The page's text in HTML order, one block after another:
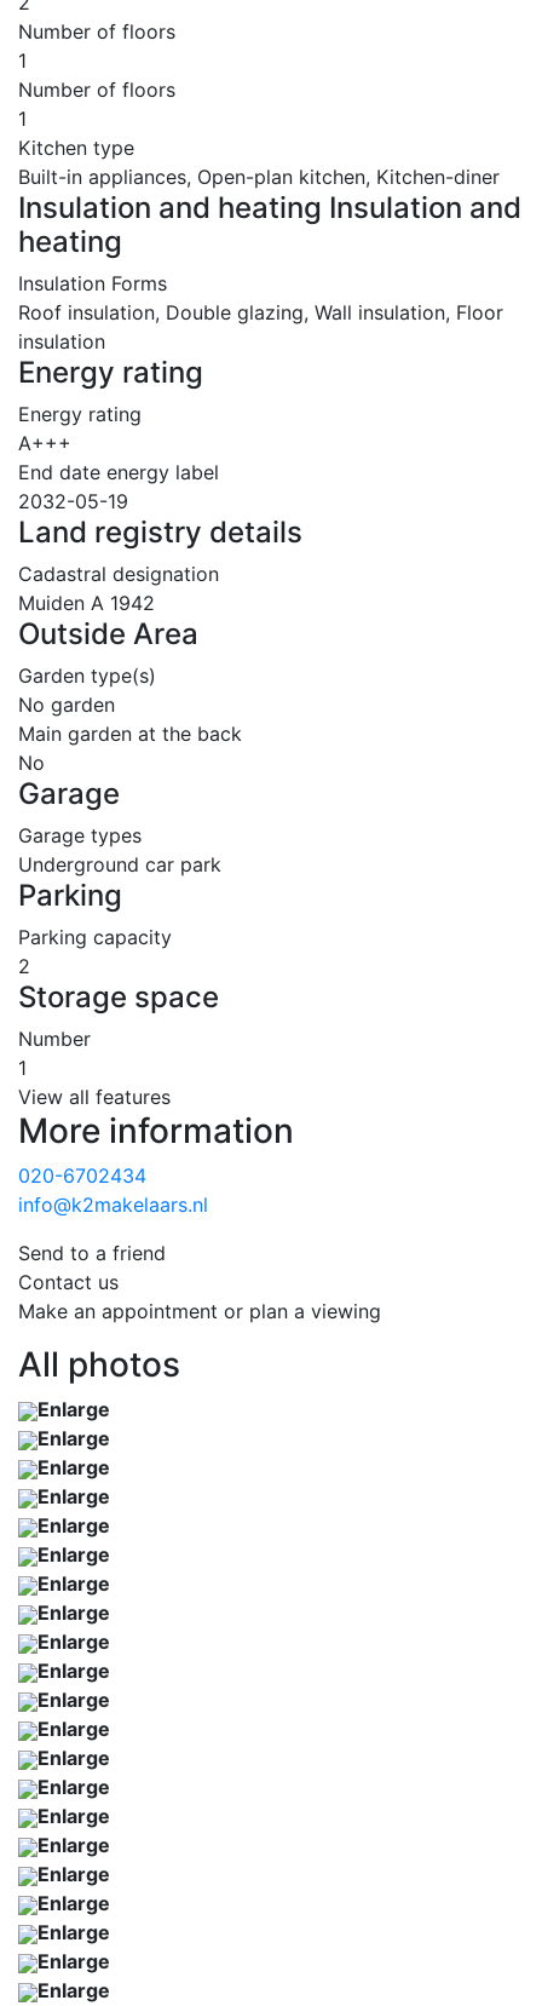
Number of floors
1
Number of floors
1
Kitchen type
Built-in appliances, Open-plan kitchen, Kitchen-diner
Insulation and heating Insulation and
heating
Insulation Forms
Roof insulation, Double glazing, Wall insulation, Floor
insulation
Energy rating
Energy rating
A+++
End date energy label
2032-05-19
Land registry details
Cadastral designation
Muiden A 1942
Outside Area
Garden type(s)
No garden
Main garden at the back
No
Garage
Garage types
Underground car park
Parking
Parking capacity
2
Storage space
Number
1
View all features
More information
020-6702434
info@k2makelaars.nl
Send to a friend
Contact us
Make an appointment or plan a viewing
All photos
Enlarge
Enlarge
Enlarge
Enlarge
Enlarge
Enlarge
Enlarge
Enlarge
Enlarge
Enlarge
Enlarge
Enlarge
Enlarge
Enlarge
Enlarge
Enlarge
Enlarge
Enlarge
Enlarge
Enlarge
Enlarge